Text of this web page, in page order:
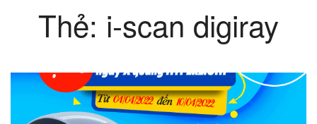
Thẻ: i-scan digiray